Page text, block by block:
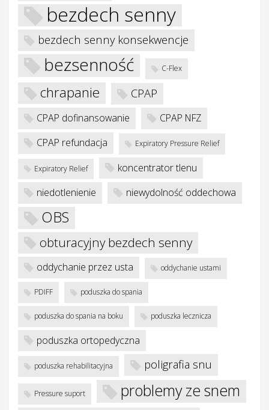
bezdech senny
bezdech senny konsekwencje
bezsenność C-Flex
chrapanie CPAP
CPAP dofinansowanie
CPAP NFZ
CPAP refundacja
Expiratory Pressure Relief
Expiratory Relief
koncentrator tlenu
niedotlenienie
niewydolność oddechowa
OBS
obturacyjny bezdech senny
oddychanie przez usta oddychanie ustami
PDIFF poduszka do spania
poduszka do spania na boku poduszka lecznicza
poduszka ortopedyczna
poduszka rehabilitacyjna poligrafia snu
Pressure suport problemy ze snem